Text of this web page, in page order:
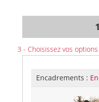
3 - Choisissez vos
Encadrements :